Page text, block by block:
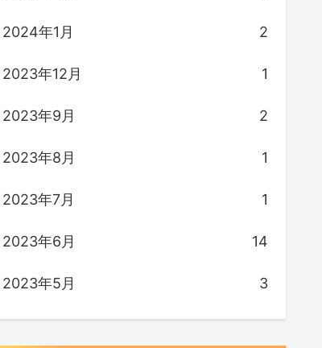
2024年1月 2
2023年12月 1
2023年9月 2
2023年8月 1
2023年7月 1
2023年6月 14
2023年5月 3